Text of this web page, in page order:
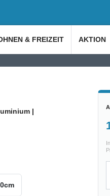
& FREIZEIT AKTION
|